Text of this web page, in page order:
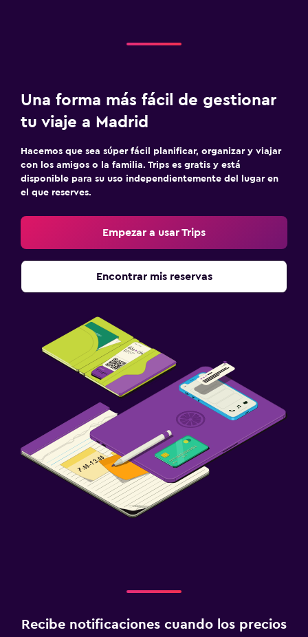
Una forma más fácil de gestionar
tu viaje a Madrid
Hacemos que sea súper fácil planificar, organizar y viajar
con los amigos o la familia. Trips es gratis y está
disponible para su uso independientemente del lugar en
el que reserves.
Empezar a usar Trips
Encontrar mis reservas
Recibe notificaciones cuando los precios